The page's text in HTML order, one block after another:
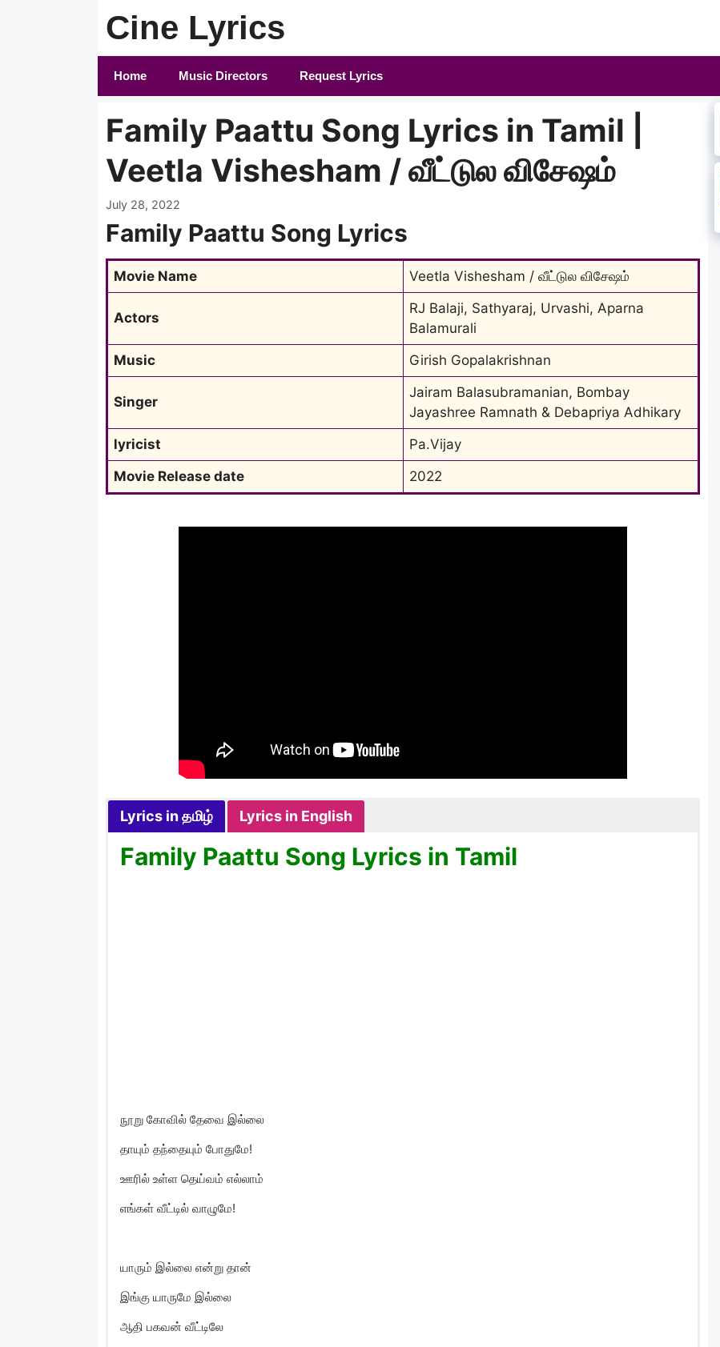
Cine Lyrics
Home Music Directors Request Lyrics
Family Paattu Song Lyrics in Tamil |
Veetla Vishesham / வீட்டுல விசேஷம்
July 28, 2022
Family Paattu Song Lyrics
Movie Name Veetla Vishesham / வீட்டுல விசேஷம்
Actors
RJ Balaji, Sathyaraj, Urvashi, Aparna
Balamurali
Music
Girish Gopalakrishnan
Singer
Jairam Balasubramanian, Bombay
Jayashree Ramnath & Debapriya Adhikary
lyricist
Pa.Vijay
Movie Release date
2022
Lyrics in தமிழ் Lyrics in English
Family Paattu Song Lyrics in Tamil
நூறு கோவில் தேவை இல்லை
தாயும் தந்தையும் போதுமே!
ஊரில் உள்ள தெய்வம் எல்லாம்
எங்கள் வீட்டில் வாழுமே!
யாரும் இல்லை என்று தான்
இங்கு யாருமே இல்லை
ஆதி பகவன் வீட்டிலே